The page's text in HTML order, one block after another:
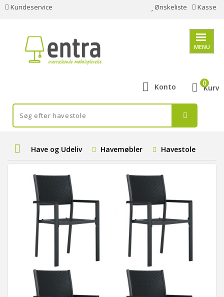
Kundeservice Ønskeliste Kasse
MENU
Konto Kurv
0
Have og Udeliv Havemøbler Havestole